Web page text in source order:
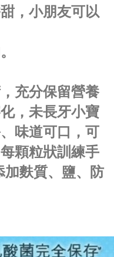
，小朋友可以
充分保留營養
，未長牙小寶
味道可口，可
顆粒狀訓練手
加麩質、鹽、防